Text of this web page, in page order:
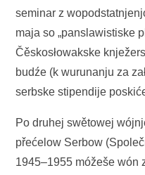
seminar z
maja so „panslawistiske
Čěskosłowakske
budźe (k wurunanju za
serbske stipendije
Po druhej swětowej
přećelow Serbow
1945–1955 móžeše wón